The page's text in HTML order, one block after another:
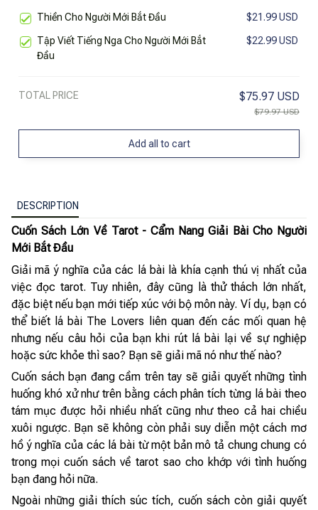
Thiền Cho Người Mới Bắt Đầu $21.99 USD
Tập Viết Tiếng Nga Cho Người Mới Bắt
Đầu
$22.99 USD
TOTAL PRICE $75.97 USD
$79.97 USD
Add all to cart
DESCRIPTION
Cuốn Sách Lớn Về Tarot - Cẩm Nang Giải Bài Cho Người
Mới Bắt Đầu
Giải mã ý nghĩa của các lá bài là khía cạnh thú vị nhất của
việc đọc tarot. Tuy nhiên, đây cũng là thử thách lớn nhất,
đặc biệt nếu bạn mới tiếp xúc với bộ môn này. Ví dụ, bạn có
thể biết lá bài The Lovers liên quan đến các mối quan hệ
nhưng nếu câu hỏi của bạn khi rút lá bài lại về sự nghiệp
hoặc sức khỏe thì sao? Bạn sẽ giải mã nó như thế nào?
Cuốn sách bạn đang cầm trên tay sẽ giải quyết những tình
huống khó xử như trên bằng cách phân tích từng lá bài theo
tám mục được hỏi nhiều nhất cũng như theo cả hai chiều
xuôi ngược. Bạn sẽ không còn phải suy diễn một cách mơ
hồ ý nghĩa của các lá bài từ một bản mô tả chung chung có
trong mọi cuốn sách về tarot sao cho khớp với tình huống
bạn đang hỏi nữa.
Ngoài những giải thích súc tích, cuốn sách còn giải quyết